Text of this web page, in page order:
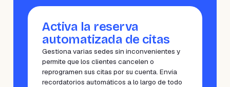
Activa la reserva
automatizada de citas
Gestiona varias sedes sin inconvenientes y
permite que los clientes cancelen o
reprogramen sus citas por su cuenta. Envía
recordatorios automáticos a lo largo de todo